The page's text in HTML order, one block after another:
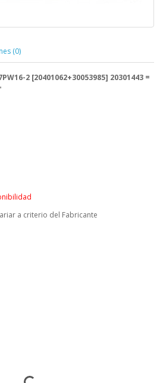
(0)
2 [20401062+30053985] 20301443 =
a criterio del Fabricante